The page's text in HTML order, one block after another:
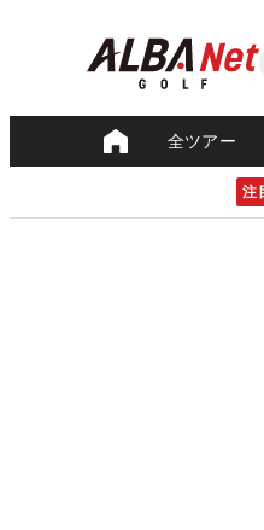
全ツアー
注